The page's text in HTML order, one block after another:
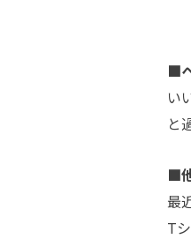
■
い
と
■
最
T